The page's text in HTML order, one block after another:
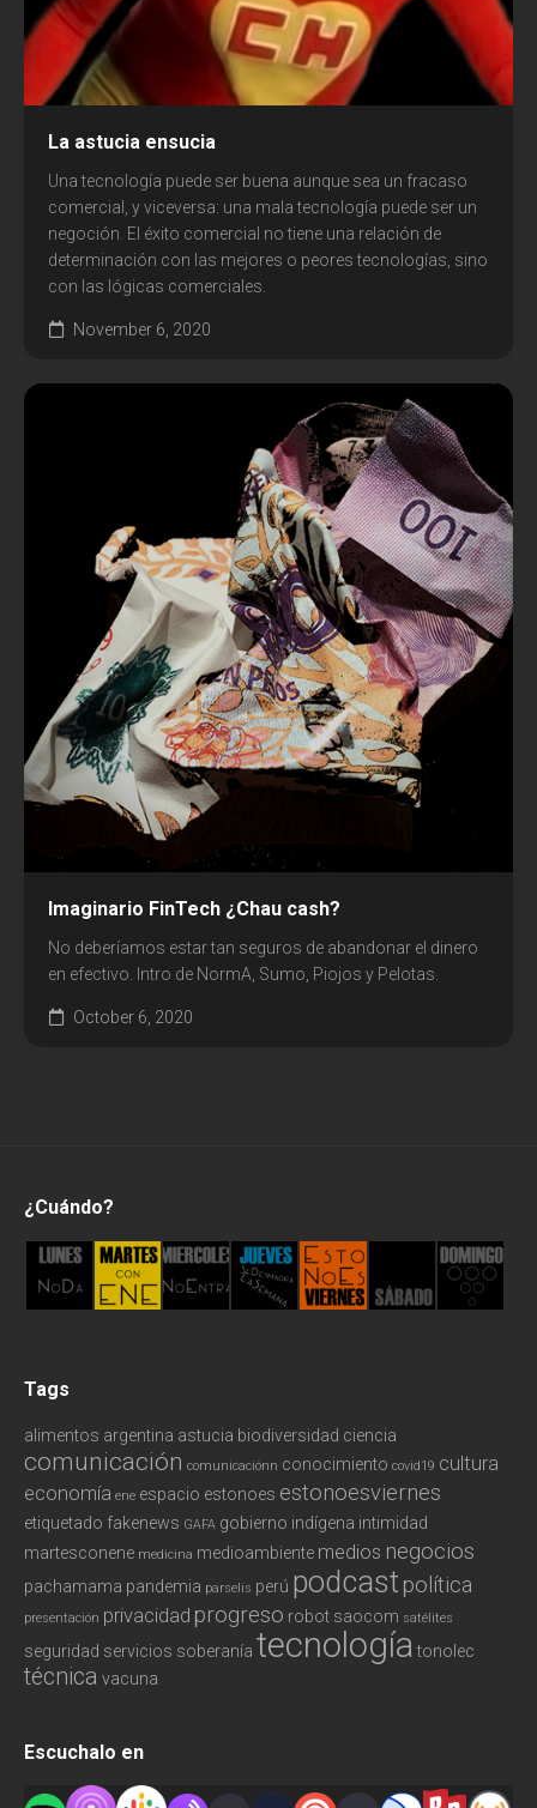
La astucia ensucia
Una tecnología puede ser buena aunque sea un fracaso
comercial, y viceversa: una mala tecnología puede ser un
negoción. El éxito comercial no tiene una relación de
determinación con las mejores o peores tecnologías, sino
con las lógicas comerciales.
November 6, 2020
Imaginario FinTech ¿Chau cash?
No deberíamos estar tan seguros de abandonar el dinero
en efectivo. Intro de NormA, Sumo, Piojos y Pelotas.
October 6, 2020
¿Cuándo?
Tags
alimentos argentina astucia biodiversidad ciencia
comunicación comunicaciónn conocimiento covid19 cultura
economía ene espacio estonoes estonoesviernes
etiquetado fakenews GAFA gobierno indígena intimidad
martesconene medicina medioambiente medios negocios
pachamama pandemia parselis perú podcast política
presentación privacidad progreso robot saocom satélites
seguridad servicios soberanía tecnología tonolec
técnica vacuna
Escuchalo en